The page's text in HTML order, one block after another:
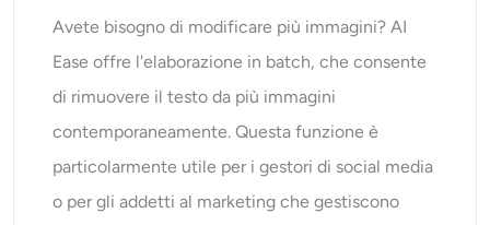
Avete bisogno di modificare più immagini? AI
Ease offre l'elaborazione in batch, che consente
di rimuovere il testo da più immagini
contemporaneamente. Questa funzione è
particolarmente utile per i gestori di social media
o per gli addetti al marketing che gestiscono